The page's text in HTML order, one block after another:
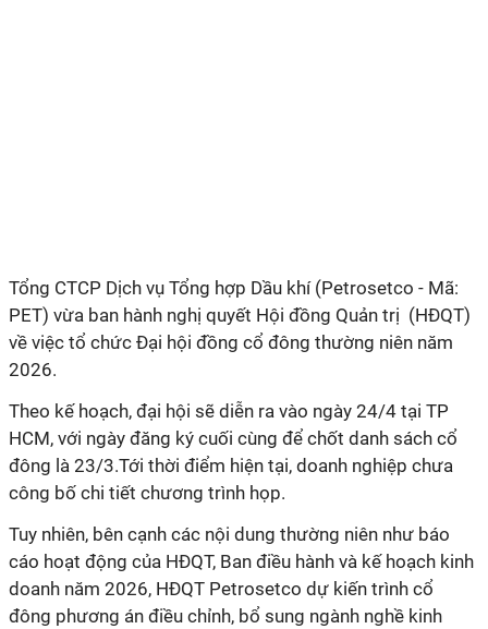
Tổng CTCP Dịch vụ Tổng hợp Dầu khí (Petrosetco - Mã:
PET) vừa ban hành nghị quyết Hội đồng Quản trị (HĐQT)
về việc tổ chức Đại hội đồng cổ đông thường niên năm
2026.
Theo kế hoạch, đại hội sẽ diễn ra vào ngày 24/4 tại TP
HCM, với ngày đăng ký cuối cùng để chốt danh sách cổ
đông là 23/3.Tới thời điểm hiện tại, doanh nghiệp chưa
công bố chi tiết chương trình họp.
Tuy nhiên, bên cạnh các nội dung thường niên như báo
cáo hoạt động của HĐQT, Ban điều hành và kế hoạch kinh
doanh năm 2026, HĐQT Petrosetco dự kiến trình cổ
đông phương án điều chỉnh, bổ sung ngành nghề kinh